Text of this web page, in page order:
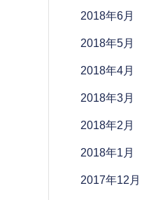
2018年6月
2018年5月
2018年4月
2018年3月
2018年2月
2018年1月
2017年12月